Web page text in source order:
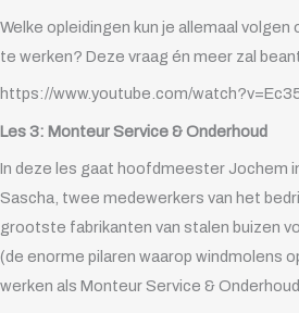
Welke opleidingen kun je allemaal
te werken? Deze vraag én meer zal
https://www.youtube.com/
Les 3: Monteur Service & Onderhoud
In deze les gaat hoofdmeester Jochem
Sascha, twee medewerkers van het
grootste fabrikanten van stalen buizen
(de enorme pilaren waarop windmolens
werken als Monteur Service & Onderhoud.